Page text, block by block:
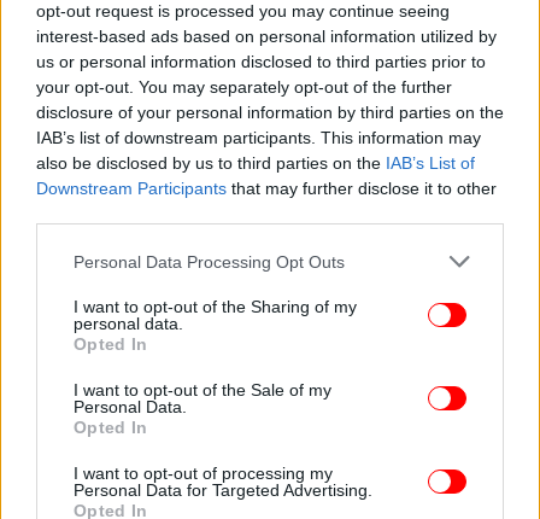
opt-out request is processed you may continue seeing
interest-based ads based on personal information utilized by
us or personal information disclosed to third parties prior to
your opt-out. You may separately opt-out of the further
disclosure of your personal information by third parties on the
IAB’s list of downstream participants. This information may
also be disclosed by us to third parties on the IAB’s List of
Downstream Participants that may further disclose it to other
Please note that this website/app uses one or more Google
not limited to your visit or usage behaviour. You may click to
grant or deny consent to Google and its third-party tags to
use your data for below specified purposes in below Google
consent section.
Personal Data Processing Opt Outs
I want to opt-out of the Sharing of my
personal data.
Opted In
I want to opt-out of the Sale of my
Personal Data.
Opted In
I want to opt-out of processing my
Personal Data for Targeted Advertising.
Opted In
ΚΟΣΜΟΣ 15/10/2024 00:04
Η επιστολή της Φον ντερ Λάιεν στους 27 ηγέτες
για το μεταναστευτικό: Σημαντική η συμφωνία
ΕΕ-Τουρκίας
ΚΟΣΜΟΣ 29/07/2024 20:17